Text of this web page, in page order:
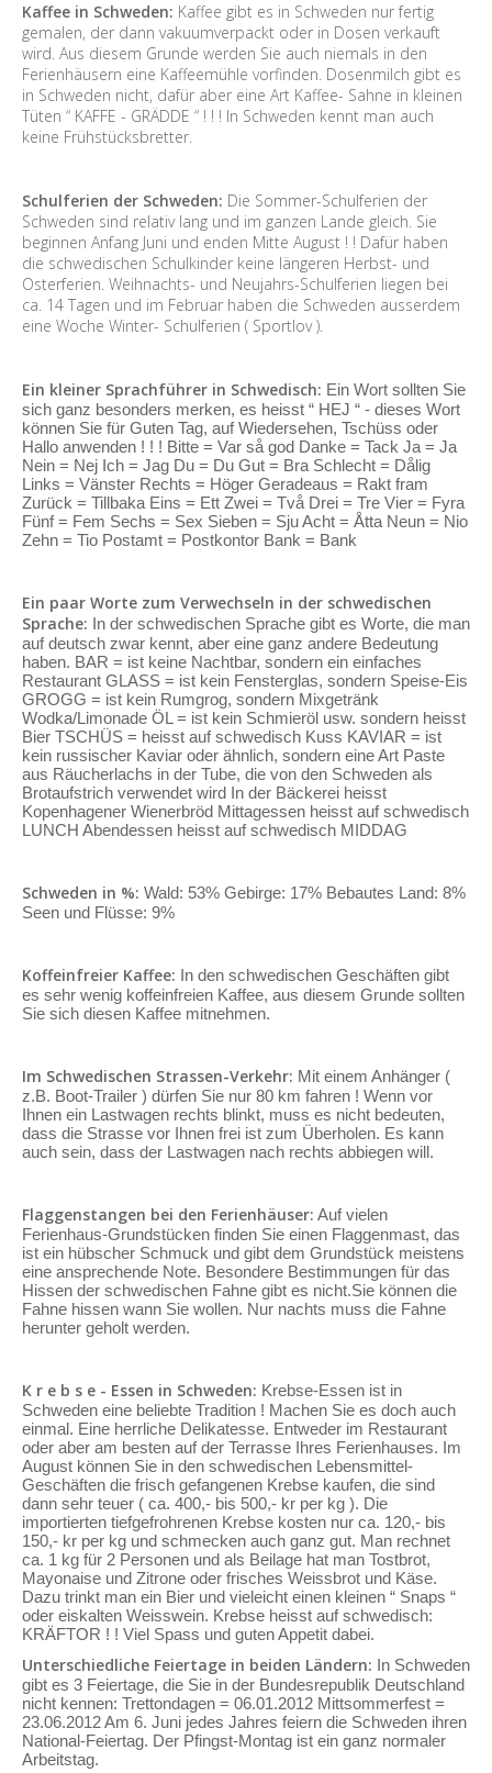
Kaffee in Schweden: Kaffee gibt es in Schweden nur fertig
gemalen, der dann vakuumverpackt oder in Dosen verkauft
wird. Aus diesem Grunde werden Sie auch niemals in den
Ferienhäusern eine Kaffeemühle vorfinden. Dosenmilch gibt es
in Schweden nicht, dafür aber eine Art Kaffee- Sahne in kleinen
Tüten “ KAFFE - GRÄDDE “ ! ! ! In Schweden kennt man auch
keine Frühstücksbretter.
Schulferien der Schweden: Die Sommer-Schulferien der
Schweden sind relativ lang und im ganzen Lande gleich. Sie
beginnen Anfang Juni und enden Mitte August ! ! Dafür haben
die schwedischen Schulkinder keine längeren Herbst- und
Osterferien. Weihnachts- und Neujahrs-Schulferien liegen bei
ca. 14 Tagen und im Februar haben die Schweden ausserdem
eine Woche Winter- Schulferien ( Sportlov ).
Ein kleiner Sprachführer in Schwedisch: Ein Wort sollten Sie
sich ganz besonders merken, es heisst “ HEJ “ - dieses Wort
können Sie für Guten Tag, auf Wiedersehen, Tschüss oder
Hallo anwenden ! ! ! Bitte = Var så god Danke = Tack Ja = Ja
Nein = Nej Ich = Jag Du = Du Gut = Bra Schlecht = Dålig
Links = Vänster Rechts = Höger Geradeaus = Rakt fram
Zurück = Tillbaka Eins = Ett Zwei = Två Drei = Tre Vier = Fyra
Fünf = Fem Sechs = Sex Sieben = Sju Acht = Åtta Neun = Nio
Zehn = Tio Postamt = Postkontor Bank = Bank
Ein paar Worte zum Verwechseln in der schwedischen
Sprache: In der schwedischen Sprache gibt es Worte, die man
auf deutsch zwar kennt, aber eine ganz andere Bedeutung
haben. BAR = ist keine Nachtbar, sondern ein einfaches
Restaurant GLASS = ist kein Fensterglas, sondern Speise-Eis
GROGG = ist kein Rumgrog, sondern Mixgetränk
Wodka/Limonade ÖL = ist kein Schmieröl usw. sondern heisst
Bier TSCHÜS = heisst auf schwedisch Kuss KAVIAR = ist
kein russischer Kaviar oder ähnlich, sondern eine Art Paste
aus Räucherlachs in der Tube, die von den Schweden als
Brotaufstrich verwendet wird In der Bäckerei heisst
Kopenhagener Wienerbröd Mittagessen heisst auf schwedisch
LUNCH Abendessen heisst auf schwedisch MIDDAG
Schweden in %: Wald: 53% Gebirge: 17% Bebautes Land: 8%
Seen und Flüsse: 9%
Koffeinfreier Kaffee: In den schwedischen Geschäften gibt
es sehr wenig koffeinfreien Kaffee, aus diesem Grunde sollten
Sie sich diesen Kaffee mitnehmen.
Im Schwedischen Strassen-Verkehr: Mit einem Anhänger (
z.B. Boot-Trailer ) dürfen Sie nur 80 km fahren ! Wenn vor
Ihnen ein Lastwagen rechts blinkt, muss es nicht bedeuten,
dass die Strasse vor Ihnen frei ist zum Überholen. Es kann
auch sein, dass der Lastwagen nach rechts abbiegen will.
Flaggenstangen bei den Ferienhäuser: Auf vielen
Ferienhaus-Grundstücken finden Sie einen Flaggenmast, das
ist ein hübscher Schmuck und gibt dem Grundstück meistens
eine ansprechende Note. Besondere Bestimmungen für das
Hissen der schwedischen Fahne gibt es nicht.Sie können die
Fahne hissen wann Sie wollen. Nur nachts muss die Fahne
herunter geholt werden.
K r e b s e - Essen in Schweden: Krebse-Essen ist in
Schweden eine beliebte Tradition ! Machen Sie es doch auch
einmal. Eine herrliche Delikatesse. Entweder im Restaurant
oder aber am besten auf der Terrasse Ihres Ferienhauses. Im
August können Sie in den schwedischen Lebensmittel-
Geschäften die frisch gefangenen Krebse kaufen, die sind
dann sehr teuer ( ca. 400,- bis 500,- kr per kg ). Die
importierten tiefgefrohrenen Krebse kosten nur ca. 120,- bis
150,- kr per kg und schmecken auch ganz gut. Man rechnet
ca. 1 kg für 2 Personen und als Beilage hat man Tostbrot,
Mayonaise und Zitrone oder frisches Weissbrot und Käse.
Dazu trinkt man ein Bier und vieleicht einen kleinen “ Snaps “
oder eiskalten Weisswein. Krebse heisst auf schwedisch:
KRÄFTOR ! ! Viel Spass und guten Appetit dabei.
Unterschiedliche Feiertage in beiden Ländern: In Schweden
gibt es 3 Feiertage, die Sie in der Bundesrepublik Deutschland
nicht kennen: Trettondagen = 06.01.2012 Mittsommerfest =
23.06.2012 Am 6. Juni jedes Jahres feiern die Schweden ihren
National-Feiertag. Der Pfingst-Montag ist ein ganz normaler
Arbeitstag.